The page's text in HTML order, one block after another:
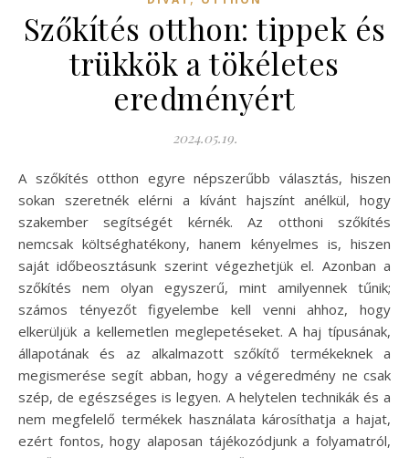
Szőkítés otthon: tippek és
trükkök a tökéletes
eredményért
2024.05.19.
A szőkítés otthon egyre népszerűbb választás, hiszen
sokan szeretnék elérni a kívánt hajszínt anélkül, hogy
szakember segítségét kérnék. Az otthoni szőkítés
nemcsak költséghatékony, hanem kényelmes is, hiszen
saját időbeosztásunk szerint végezhetjük el. Azonban a
szőkítés nem olyan egyszerű, mint amilyennek tűnik;
számos tényezőt figyelembe kell venni ahhoz, hogy
elkerüljük a kellemetlen meglepetéseket. A haj típusának,
állapotának és az alkalmazott szőkítő termékeknek a
megismerése segít abban, hogy a végeredmény ne csak
szép, de egészséges is legyen. A helytelen technikák és a
nem megfelelő termékek használata károsíthatja a hajat,
ezért fontos, hogy alaposan tájékozódjunk a folyamatról,